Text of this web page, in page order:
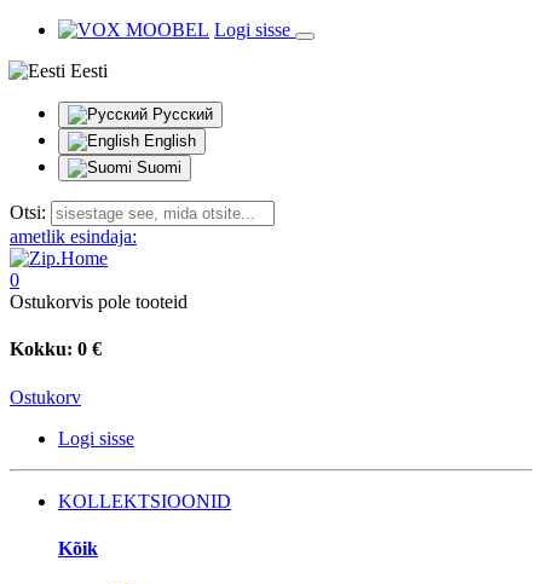
Logi sisse
Eesti
Русский
English
Suomi
Otsi:
ametlik esindaja:
0
Ostukorvis pole tooteid
Kokku: 0 €
Ostukorv
Logi sisse
KOLLEKTSIOONID
Kõik